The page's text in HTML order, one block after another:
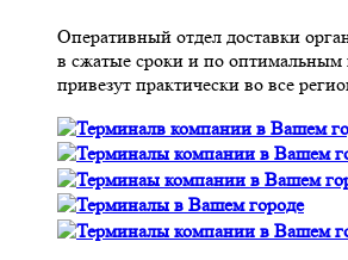
Оперативный отдел доставки
в сжатые сроки и по оптимальным
привезут практически во все